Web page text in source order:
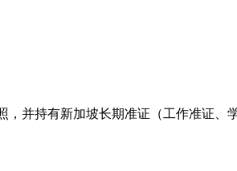
并持有新加坡长期准证（工作准证、